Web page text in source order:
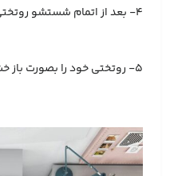
4- بعد از اتمام شستشو روتختی را از لباسشویی خارج کنید.
5- روتختی خود را بصورت باز خشک کنید.